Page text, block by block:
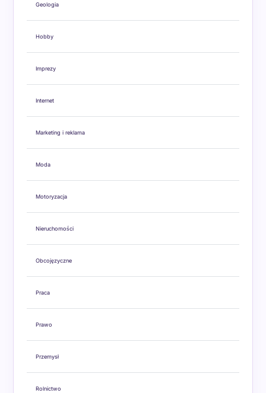
Geologia
Hobby
Imprezy
Internet
Marketing i reklama
Moda
Motoryzacja
Nieruchomości
Obcojęzyczne
Praca
Prawo
Przemysł
Rolnictwo